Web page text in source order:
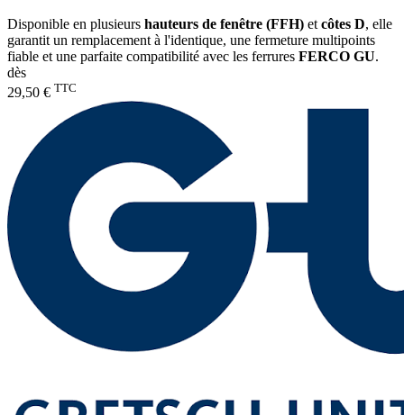
Disponible en plusieurs hauteurs de fenêtre (FFH) et côtes D, elle
garantit un remplacement à l'identique, une fermeture multipoints
fiable et une parfaite compatibilité avec les ferrures FERCO GU.
dès
29,50 € TTC